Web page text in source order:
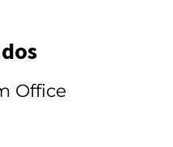
Office